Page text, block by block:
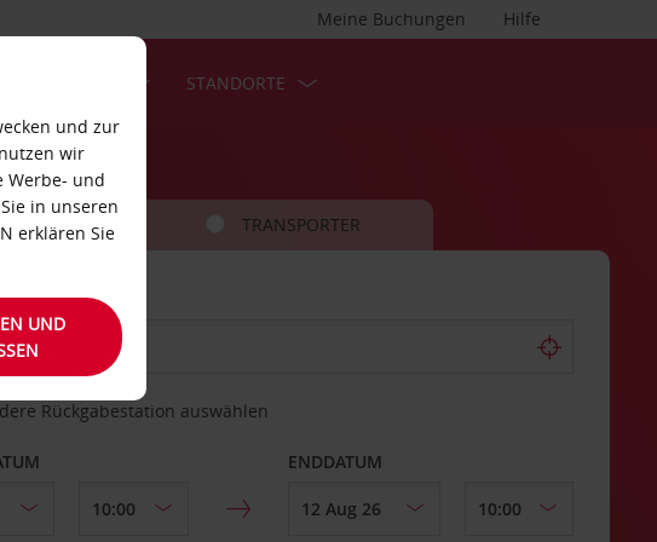
Hilfe
Meine Buchungen
STANDORTE
TRANSPORTER
Rückgabestation auswählen
ENDDATUM
und zur
wir
Werbe- und
in unseren
erklären Sie
UND